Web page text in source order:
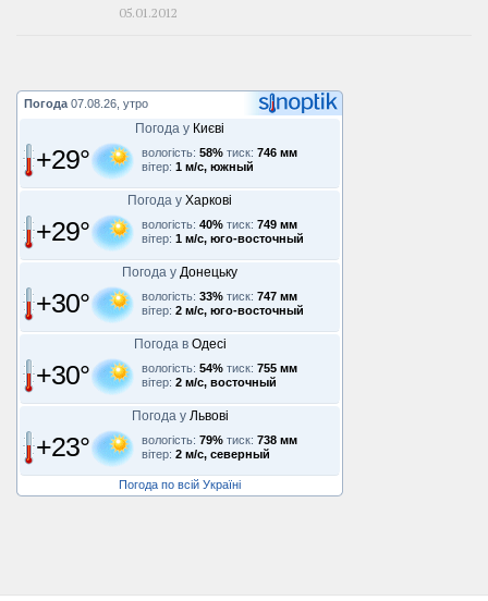
05.01.2012
Погода 07.08.26, утро
Погода у Києві
+29° вологість: 58% тиск: 746 мм
вітер: 1 м/с, южный
Погода у Харкові
+29° вологість: 40% тиск: 749 мм
вітер: 1 м/с, юго-восточный
Погода у Донецьку
+30° вологість: 33% тиск: 747 мм
вітер: 2 м/с, юго-восточный
Погода в Одесі
+30° вологість: 54% тиск: 755 мм
вітер: 2 м/с, восточный
Погода у Львові
+23° вологість: 79% тиск: 738 мм
вітер: 2 м/с, северный
Погода по всій Україні